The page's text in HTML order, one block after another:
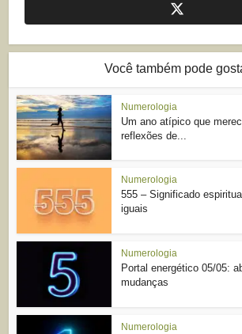
Você também pode
Numerologia
Um ano atípico que
reflexões de...
Numerologia
555 – Significado
iguais
Numerologia
Portal energético 05/05:
mudanças
Numerologia